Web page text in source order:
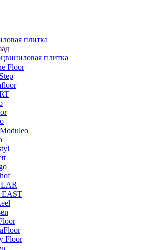
плитка
плитка
Floor
EAST
Floor